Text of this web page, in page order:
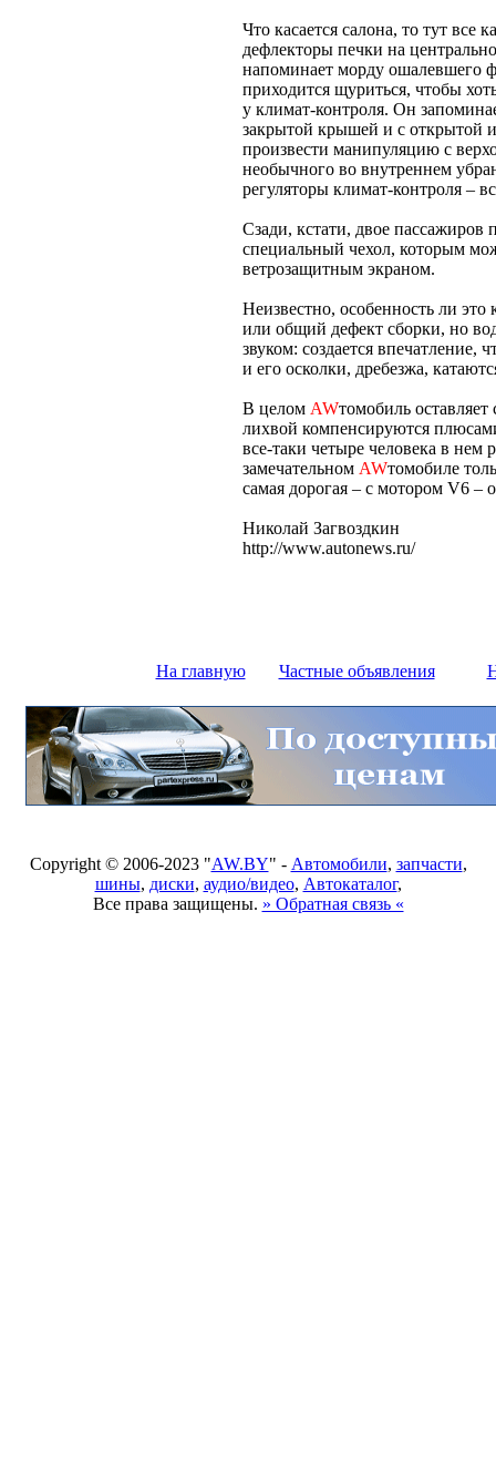
Что касается салона, то тут все
дефлекторы печки на
напоминает морду ошалевшего
приходится щуриться, чтобы
у климат-контроля. Он
закрытой крышей и с открытой
произвести манипуляцию с
необычного во внутреннем
регуляторы климат-контроля –
Сзади, кстати, двое
специальный чехол, которым
ветрозащитным экраном.
Неизвестно, особенность ли
или общий дефект сборки, но
звуком: создается впечатление,
и его осколки, дребезжа,
В целом AWтомобиль
лихвой компенсируются
все-таки четыре человека в нем
замечательном AWтомобиле
самая дорогая – с мотором V6 –
Николай Загвоздкин
http://www.autonews.ru/
На главную Частные объявления
Copyright © 2006-2023 "AW.BY" - Автомобили, запчасти,
шины, диски, аудио/видео, Автокаталог,
Все права защищены. » Обратная связь «